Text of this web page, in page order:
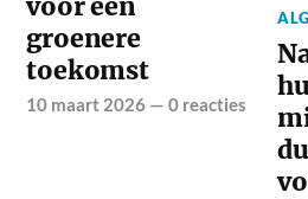
voor een
groenere
toekomst
10 maart 2026 —0 reacties